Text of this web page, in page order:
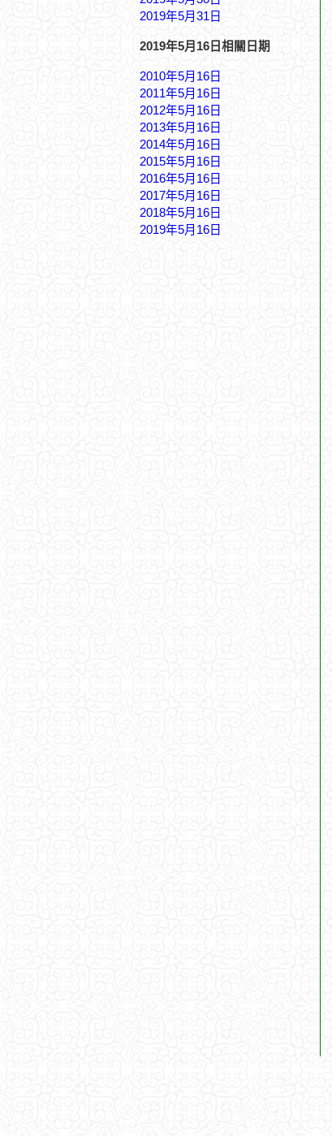
2019年5月31日
2019年5月16日相關日期
2010年5月16日
2011年5月16日
2012年5月16日
2013年5月16日
2014年5月16日
2015年5月16日
2016年5月16日
2017年5月16日
2018年5月16日
2019年5月16日